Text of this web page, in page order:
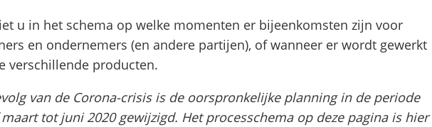
u in het schema op welke momenten er bijeenkomsten zijn voor
en ondernemers (en andere partijen), of wanneer er wordt gewerkt
verschillende producten.
van de Corona-crisis is de oorspronkelijke planning in de periode
tot juni 2020 gewijzigd. Het processchema op deze pagina is hier